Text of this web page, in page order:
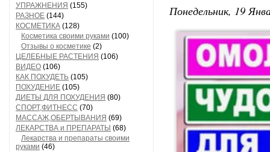
УПРАЖНЕНИЯ (155)
РАЗНОЕ (144)
КОСМЕТИКА (128)
Косметика своими руками (100)
Отзывы о косметике (2)
ЦЕЛЕБНЫЕ РАСТЕНИЯ (106)
ВИДЕО (106)
КАК ПОХУДЕТЬ (105)
ПОХУДЕНИЕ (105)
ДИЕТЫ ДЛЯ ПОХУДЕНИЯ (80)
СПОРТ,ФИТНЕСС (70)
МАССАЖ,ОБЕРТЫВАНИЯ (69)
ЛЕКАРСТВА и ПРЕПАРАТЫ (68)
Лекарства и препараты своими
руками (46)
Понедельник, 19